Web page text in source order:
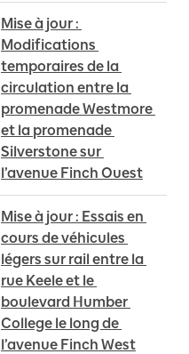
Mise à jour :
Modifications
temporaires de la
circulation entre la
promenade Westmore
et la promenade
Silverstone sur
l’avenue Finch Ouest
Mise à jour : Essais en
cours de véhicules
légers sur rail entre la
rue Keele et le
boulevard Humber
College le long de
l’avenue Finch West